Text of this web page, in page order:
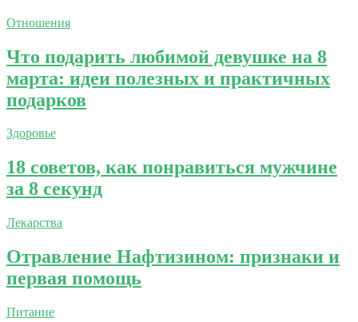
Отношения
Что подарить любимой девушке на 8
марта: идеи полезных и практичных
подарков
Здоровье
18 советов, как понравиться мужчине
за 8 секунд
Лекарства
Отравление Нафтизином: признаки и
первая помощь
Питание